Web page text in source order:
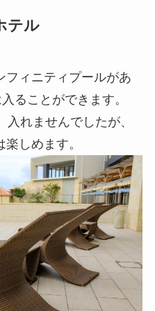
テル
フィニティプールがあ
ることができます。
れませんでしたが、
しめます。